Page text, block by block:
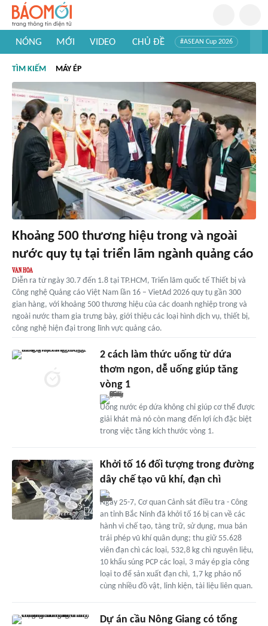
NÓNG MỚI VIDEO CHỦ ĐỀ #ASEAN Cup 2026
#Khám phá thế giới
TÌM KIẾM MÁY ÉP
Khoảng 500 thương hiệu trong và ngoài
nước quy tụ tại triển lãm ngành quảng cáo
Diễn ra từ ngày 30.7 đến 1.8 tại TP.HCM, Triển lãm quốc tế Thiết bị và
Công nghệ Quảng cáo Việt Nam lần 16 – VietAd 2026 quy tụ gần 300
gian hàng, với khoảng 500 thương hiệu của các doanh nghiệp trong và
ngoài nước tham gia trưng bày, giới thiệu các loại hình dịch vụ, thiết bị,
công nghệ hiện đại trong lĩnh vực quảng cáo.
2 cách làm thức uống từ dứa
thơm ngon, dễ uống giúp tăng
vòng 1
Uống nước ép dứa không chỉ giúp cơ thể được
giải khát mà nó còn mang đến lợi ích đặc biệt
trong việc tăng kích thước vòng 1.
Khởi tố 16 đối tượng trong đường
dây chế tạo vũ khí, đạn chì
Ngày 25-7, Cơ quan Cảnh sát điều tra - Công
an tỉnh Bắc Ninh đã khởi tố 16 bị can về các
hành vi chế tạo, tàng trữ, sử dụng, mua bán
trái phép vũ khí quân dụng; thu giữ 55.628
viên đạn chì các loại, 532,8 kg chì nguyên liệu,
10 khẩu súng PCP các loại, 3 máy ép gia công
loại to để sản xuất đạn chì, 1,7 kg pháo nổ
cùng nhiều đồ vật, linh kiện, tài liệu liên quan.
Dự án cầu Nông Giang có tổng